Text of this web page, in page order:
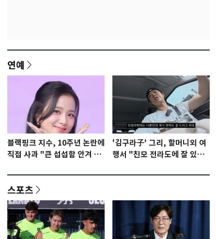
연예
블랙핑크 지수, 10주년 논란에
직접 사과 "큰 섭섭함 안겨 미
'김구라子' 그리, 할머니외 여
행서 "친모 전라도에 잘 있
스포츠